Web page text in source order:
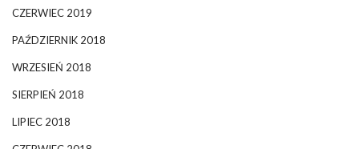
CZERWIEC 2019
PAŹDZIERNIK 2018
WRZESIEŃ 2018
SIERPIEŃ 2018
LIPIEC 2018